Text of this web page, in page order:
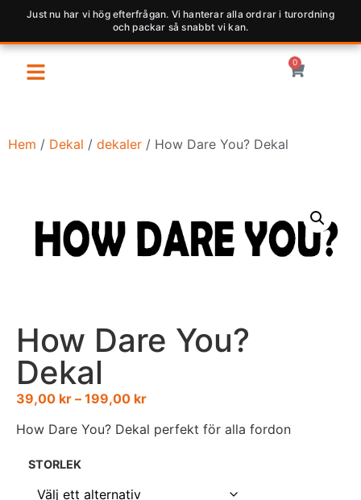
Just nu har vi hög efterfrågan. Vi hanterar alla ordrar i turordning
och packar så snabbt vi kan.
0
Hem / Dekal / dekaler / How Dare You? Dekal
How Dare You?
Dekal
39,00 kr – 199,00 kr
How Dare You? Dekal perfekt för alla fordon
STORLEK